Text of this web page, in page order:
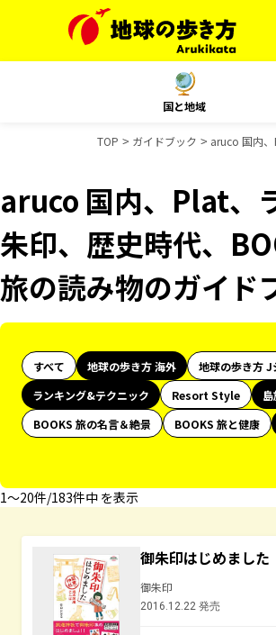
国と地域
TOP ガイドブック aruco 国内
aruco 国内、Plat、
朱印、歴史時代、
旅の読み物のガイド
すべて 地球の歩き方 海外 地球の歩き方 J
ランキング&テクニック
Resort Style
BOOKS 旅の名言＆絶景
BOOKS 旅と健康
1〜20件/183件中 を表示
御朱印はじめまし
御朱印
2016.12.22 発売